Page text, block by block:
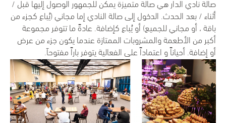
صالة نادي الدار هي صالة متميزة يمكن للجمهور الوصول إليها قبل /
أثناء / بعد الحدث. الدخول إلى صالة النادي إما مجاني (يُباع كجزء من
باقة ، أو مجاني للجميع) أو يُباع كإضافة. عادةً ما تتوفر مجموعة
أكبر من الأطعمة والمشروبات الممتازة عندما يكون جزء من عرض
أو إضافة. أحياناً و اعتماداً على الفعالية يتوفر باراً مفتوحاَ.